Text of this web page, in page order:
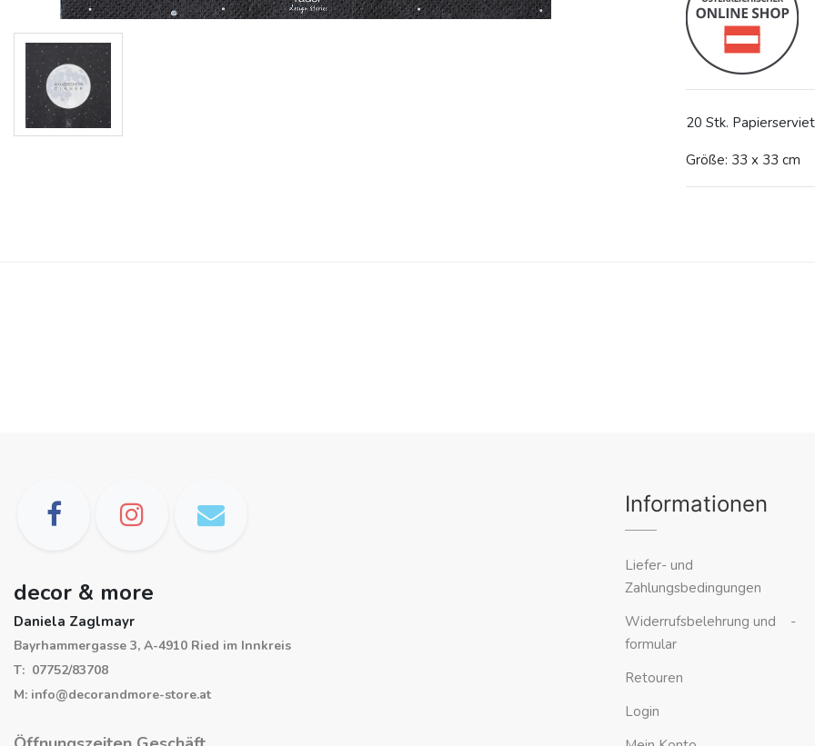
20 Stk.
Größe: 33 x 33 cm
decor & more
Daniela Zaglmayr
Bayrhammergasse 3, A-4910 Ried im Innkreis
T: 07752/83708
M: info@decorandmore-store.at
Informationen
Liefer- und
Zahlungsbedingungen
Widerrufsbelehrung und -
formular
Retouren
Login